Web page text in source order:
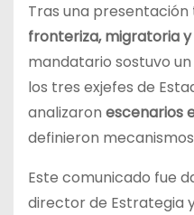
Tras una
fronteriza, migratoria
mandatario sostuvo un
los tres exjefes de
analizaron escenarios
definieron
Este comunicado fue
director de Estrategia